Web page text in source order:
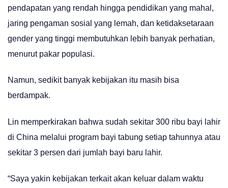
pendapatan yang rendah hingga pendidikan yang mahal,
jaring pengaman sosial yang lemah, dan ketidaksetaraan
gender yang tinggi membutuhkan lebih banyak perhatian,
menurut pakar populasi.
Namun, sedikit banyak kebijakan itu masih bisa
berdampak.
Lin memperkirakan bahwa sudah sekitar 300 ribu bayi lahir
di China melalui program bayi tabung setiap tahunnya atau
sekitar 3 persen dari jumlah bayi baru lahir.
“Saya yakin kebijakan terkait akan keluar dalam waktu